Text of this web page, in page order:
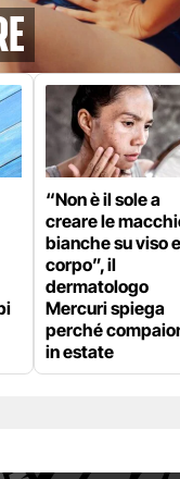
“Non è il sole a
creare le
bianche su viso e
corpo”, il
dermatologo
Mercuri spiega
perché
in estate